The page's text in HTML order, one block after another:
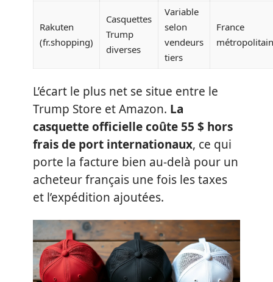
Rakuten
(fr.shopping)
Casquettes
Trump
diverses
Variable
selon
vendeurs
tiers
France
L’écart le plus net se situe entre le
Trump Store et Amazon. La
casquette officielle coûte 55 $ hors
frais de port internationaux, ce qui
porte la facture bien au-delà pour un
acheteur français une fois les taxes
et l’expédition ajoutées.